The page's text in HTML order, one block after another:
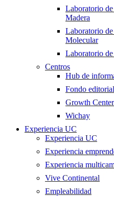
Laboratorio
Madera
Laboratorio
Molecular
Laboratorio
Centros
Hub de
Fondo editorial
Growth
Wichay
Experiencia UC
Experiencia UC
Experiencia
Experiencia
Vive Continental
Empleabilidad